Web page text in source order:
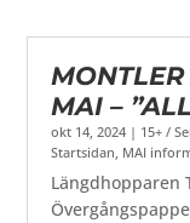
MAI –
okt 14, 2024 | 15+ /
Startsidan, MAI
Längdhopparen